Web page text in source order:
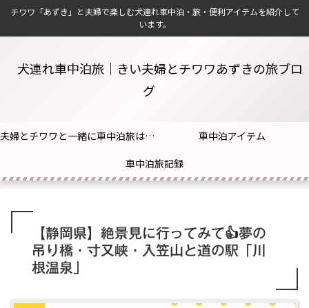
チワワ「あずき」と夫婦で楽しむ犬連れ車中泊・旅・便利アイテムを紹介して
います。
犬連れ車中泊旅｜きい夫婦とチワワあずきの旅ブロ
グ
夫婦とチワワと一緒に車中泊旅はじめました！
車中泊アイテム
車中泊旅記録
【静岡県】絶景見に行ってみて👍夢の
吊り橋・寸又峡・入笠山と道の駅「川
根温泉」